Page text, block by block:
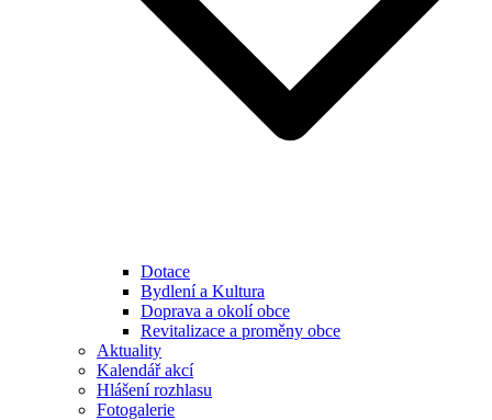
Dotace
Bydlení a Kultura
Doprava a okolí obce
Revitalizace a proměny obce
Aktuality
Kalendář akcí
Hlášení rozhlasu
Fotogalerie